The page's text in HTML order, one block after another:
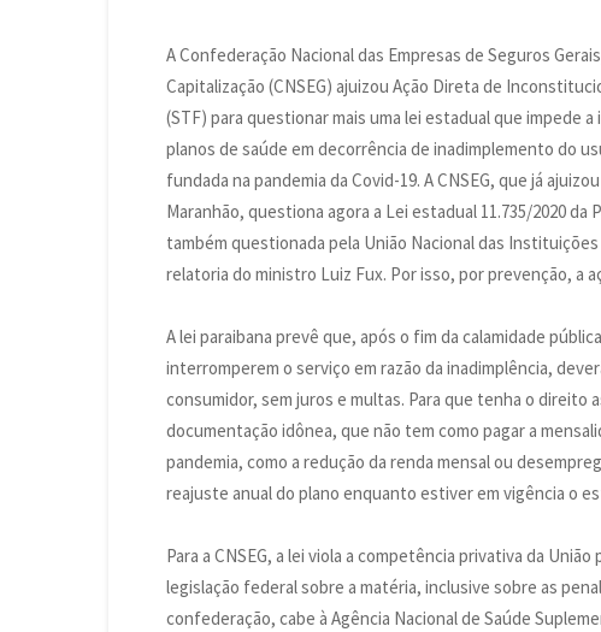
A Confederação Nacional das Empresas de Seguros
Capitalização (CNSEG) ajuizou Ação Direta de
(STF) para questionar mais uma lei estadual que impede
planos de saúde em decorrência de inadimplemento do
fundada na pandemia da Covid-19. A CNSEG, que já
Maranhão, questiona agora a Lei estadual 11.735/2020 da
também questionada pela União Nacional das
relatoria do ministro Luiz Fux. Por isso, por prevenção, a
A lei paraibana prevê que, após o fim da calamidade
interromperem o serviço em razão da inadimplência,
consumidor, sem juros e multas. Para que tenha o direito
documentação idônea, que não tem como pagar a
pandemia, como a redução da renda mensal ou
reajuste anual do plano enquanto estiver em vigência o
Para a CNSEG, a lei viola a competência privativa da
legislação federal sobre a matéria, inclusive sobre as
confederação, cabe à Agência Nacional de Saúde